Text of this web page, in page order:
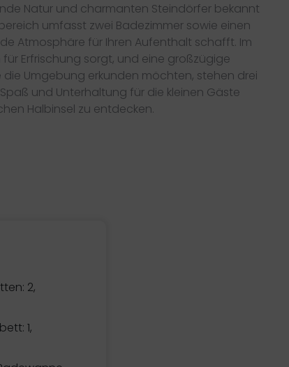
Natur und charmanten Steindörfer bekannt
umfasst zwei Badezimmer sowie einen
Atmosphäre für Ihren Aufenthalt schafft. Im
Erfrischung sorgt, und eine großzügige
die Umgebung erkunden möchten, stehen drei
und Unterhaltung für die kleinen Gäste
Halbinsel zu entdecken.
2,
1,